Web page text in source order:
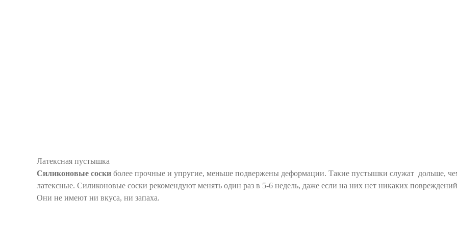
Латексная пустышка
Силиконовые соски более прочные и упругие, меньше подвержены деформации. Такие пустышки служат дольше,
латексные. Силиконовые соски рекомендуют менять один раз в 5-6 недель, даже если на них нет никаких
Они не имеют ни вкуса, ни запаха.